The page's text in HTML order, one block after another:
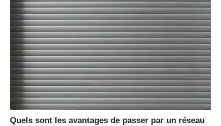
Quels sont les avantages de passer par un réseau